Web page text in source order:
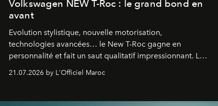
Volkswagen NEW T-Roc : le grand bond en
avant
Evolution stylistique, nouvelle motorisation,
technologies avancées… le New T-Roc gagne en
personnalité et fait un saut qualitatif impressionnant. Le
constructeur allemand a revu en profondeur son SUV
fétiche pour le rendre plus premium. Et le pari semble
21.07.2026 by L'Officiel Maroc